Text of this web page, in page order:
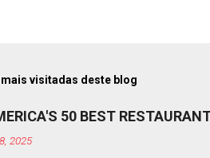
visitadas deste blog
50 BEST
2025